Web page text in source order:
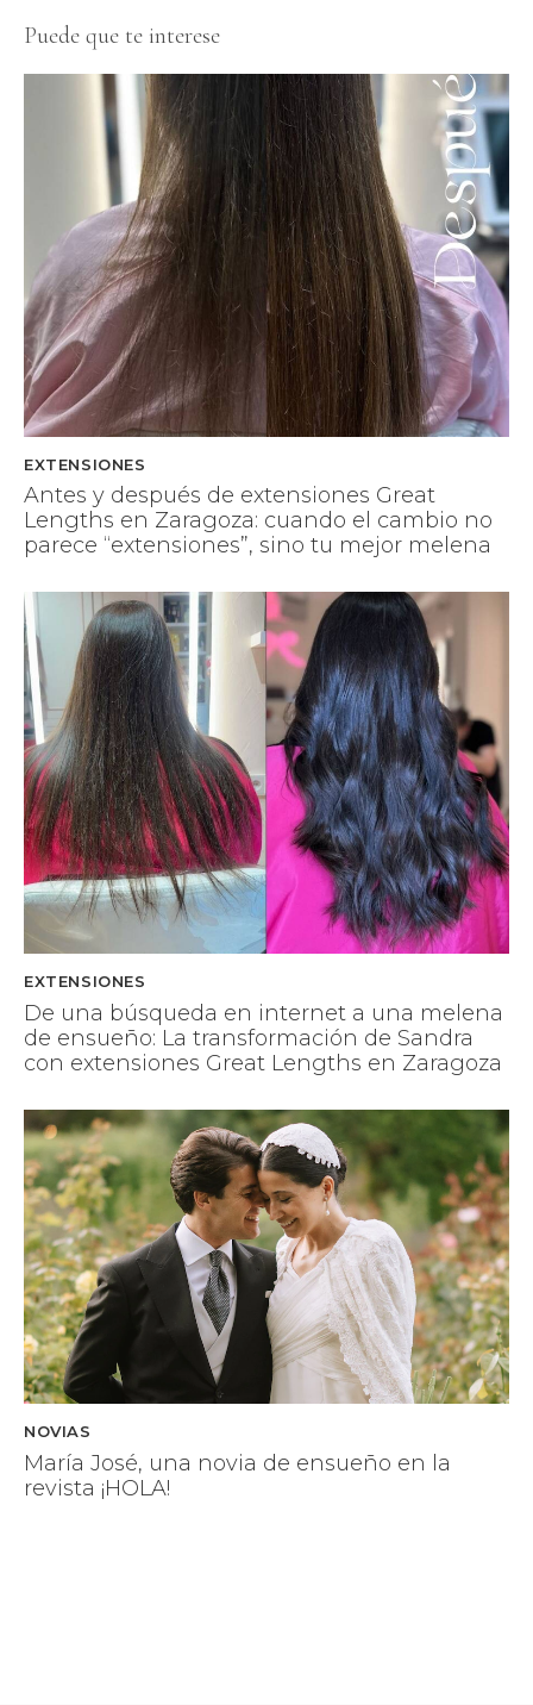
Puede que te interese
EXTENSIONES
Antes y después de extensiones Great
Lengths en Zaragoza: cuando el cambio no
parece “extensiones”, sino tu mejor melena
EXTENSIONES
De una búsqueda en internet a una melena
de ensueño: La transformación de Sandra
con extensiones Great Lengths en Zaragoza
NOVIAS
María José, una novia de ensueño en la
revista ¡HOLA!